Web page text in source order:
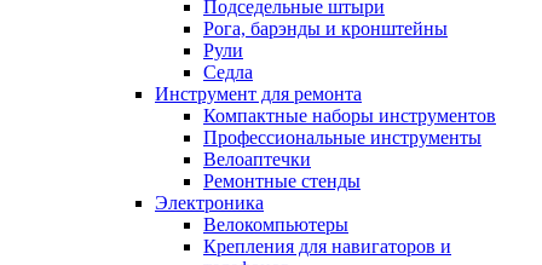
Подседельные штыри
Рога, барэнды и кронштейны
Рули
Седла
Инструмент для ремонта
Компактные наборы инструментов
Профессиональные инструменты
Велоаптечки
Ремонтные стенды
Электроника
Велокомпьютеры
Крепления для навигаторов и